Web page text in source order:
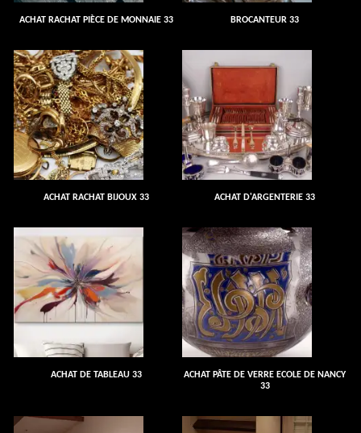
ACHAT RACHAT PIÈCE DE MONNAIE 33 BROCANTEUR 33
ACHAT RACHAT BIJOUX 33 ACHAT D'ARGENTERIE 33
ACHAT DE TABLEAU 33
ACHAT PÂTE DE VERRE ECOLE DE NANCY
33